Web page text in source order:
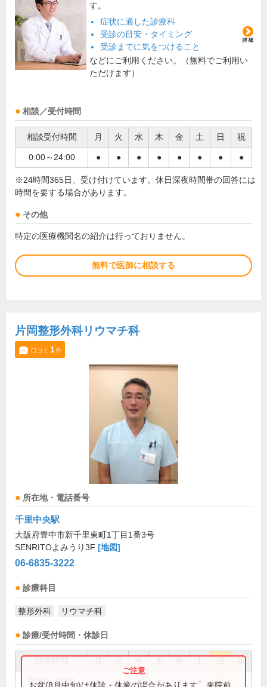
す。
症状に適した診療科
受診の目安・タイミング
受診までに気をつけること
などにご利用ください。（無料でご利用い
ただけます）
相談／受付時間
相談受付時間 月 火 水 木 金 土 日 祝
0:00～24:00 ● ● ● ● ● ● ● ●
※24時間365日、受け付けています。休日深夜時間帯の回答には
時間を要する場合があります。
その他
特定の医療機関名の紹介は行っておりません。
無料で医師に相談する
片岡整形外科リウマチ科
口コミ 1件
所在地・電話番号
千里中央駅
大阪府豊中市新千里東町1丁目1番3号
SENRITOよみうり3F [地図]
06-6835-3222
診療科目
整形外科 リウマチ科
診療/受付時間・休診日
祝
9:00～12:30 ● ● ● ● ●
お盆(8月中旬)は休診・休業の場合があります。来院前